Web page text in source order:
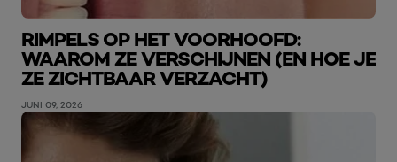
RIMPELS OP HET VOORHOOFD:
WAAROM ZE VERSCHIJNEN (EN HOE JE
ZE ZICHTBAAR VERZACHT)
JUNI 09, 2026